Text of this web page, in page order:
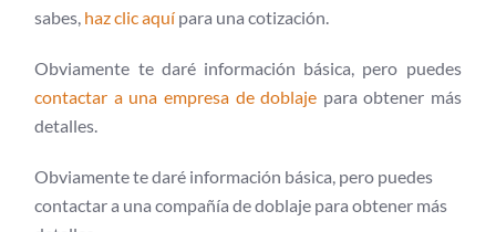
sabes, haz clic aquí para una cotización.
Obviamente te daré información básica, pero puedes
contactar a una empresa de doblaje para obtener más
detalles.
Obviamente te daré información básica, pero puedes
contactar a una compañía de doblaje para obtener más